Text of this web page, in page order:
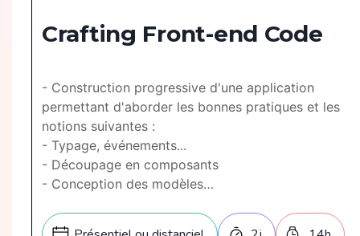
Crafting Front-end Code
- Construction progressive d'une application
permettant d'aborder les bonnes pratiques et les
notions suivantes :
- Typage, événements...
- Découpage en composants
- Conception des modèles
- Pattern de communication entre composants